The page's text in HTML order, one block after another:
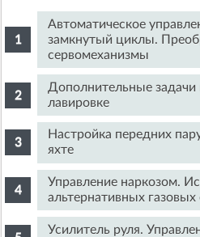
Автоматическое
замкнутый циклы.
сервомеханизмы
Дополнительные задачи
лавировке
Настройка передних
яхте
Управление наркозом.
альтернативных газовых
Усилитель руля.